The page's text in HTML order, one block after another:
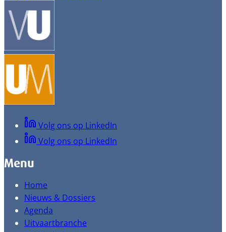
Volg ons op LinkedIn
Volg ons op LinkedIn
Menu
Home
Nieuws & Dossiers
Agenda
Uitvaartbranche